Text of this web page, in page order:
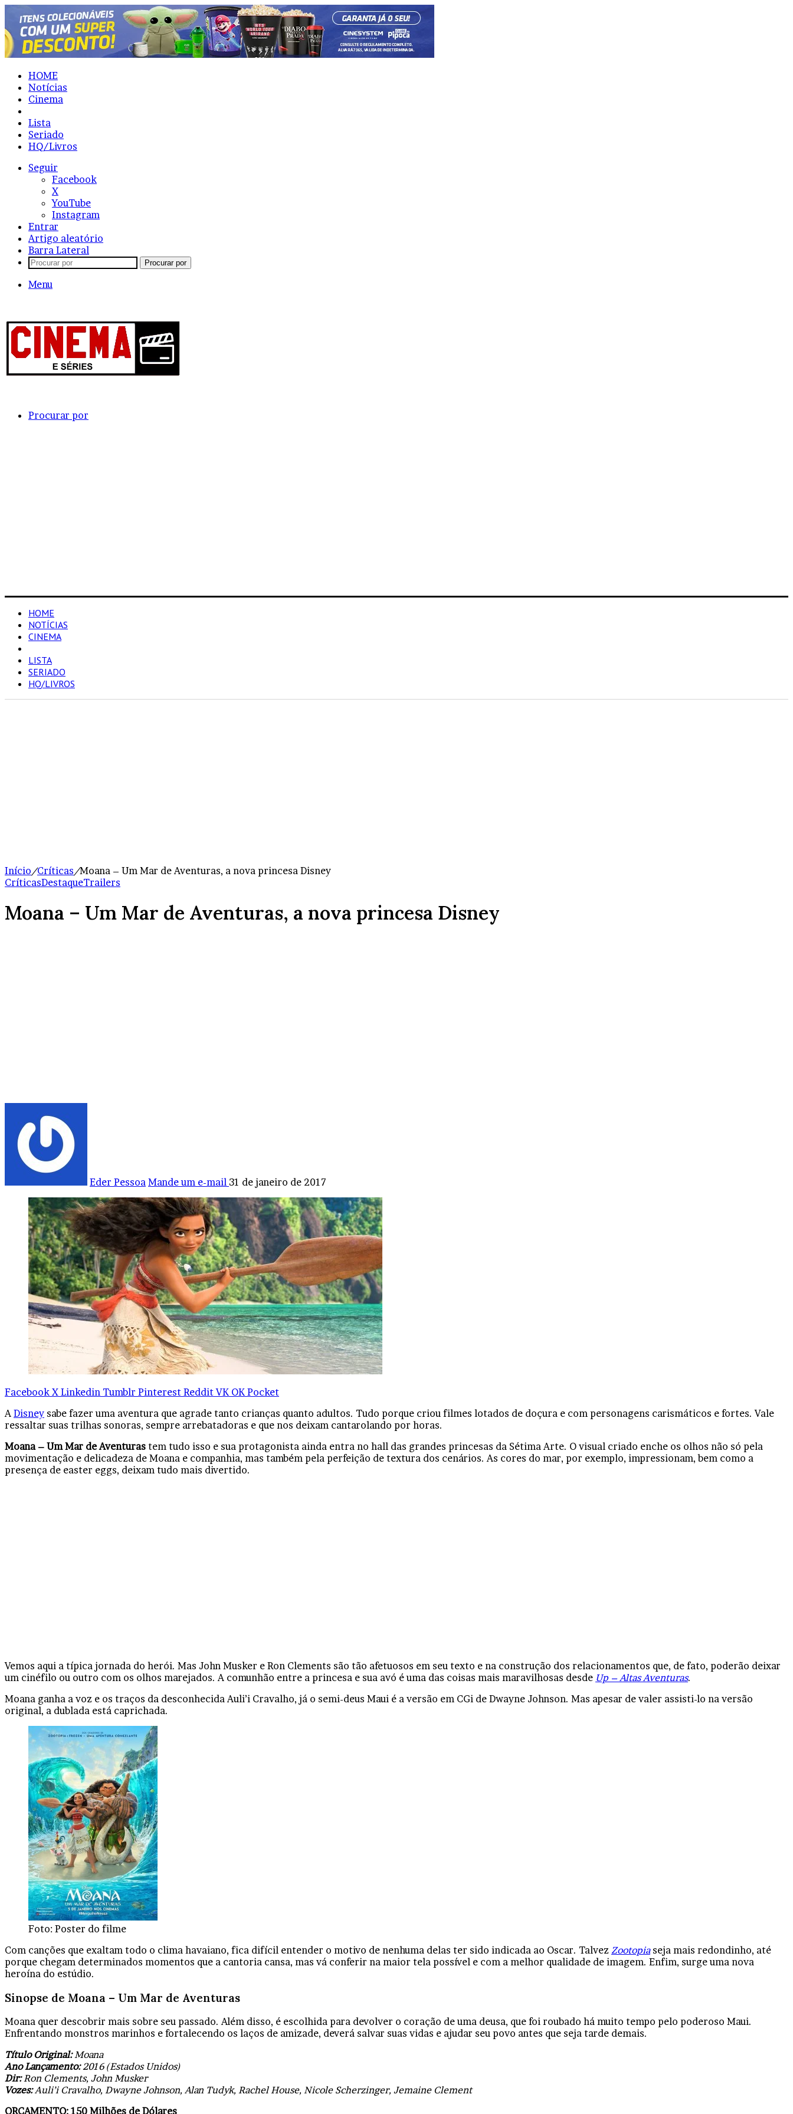
HOME
Notícias
Cinema
Lista
Seriado
HQ/Livros
Seguir
Facebook
X
YouTube
Instagram
Entrar
Artigo aleatório
Barra Lateral
Procurar por
Menu
Procurar por
HOME
NOTÍCIAS
CINEMA
LISTA
SERIADO
HQ/LIVROS
Início/Críticas/Moana – Um Mar de Aventuras, a nova princesa Disney
CríticasDestaqueTrailers
Moana – Um Mar de Aventuras, a nova princesa Disney
Eder Pessoa Mande um e-mail 31 de janeiro de 2017
Facebook X Linkedin Tumblr Pinterest Reddit VK OK Pocket
A Disney sabe fazer uma aventura que agrade tanto crianças quanto adultos. Tudo porque criou filmes lotados de doçura e com personagens carismáticos e fortes. Vale
ressaltar suas trilhas sonoras, sempre arrebatadoras e que nos deixam cantarolando por horas.
Moana – Um Mar de Aventuras tem tudo isso e sua protagonista ainda entra no hall das grandes princesas da Sétima Arte. O visual criado enche os olhos não só pela
movimentação e delicadeza de Moana e companhia, mas também pela perfeição de textura dos cenários. As cores do mar, por exemplo, impressionam, bem como a
presença de easter eggs, deixam tudo mais divertido.
Vemos aqui a típica jornada do herói. Mas John Musker e Ron Clements são tão afetuosos em seu texto e na construção dos relacionamentos que, de fato, poderão deixar
um cinéfilo ou outro com os olhos marejados. A comunhão entre a princesa e sua avó é uma das coisas mais maravilhosas desde Up – Altas Aventuras.
Moana ganha a voz e os traços da desconhecida Auli’i Cravalho, já o semi-deus Maui é a versão em CGi de Dwayne Johnson. Mas apesar de valer assisti-lo na versão
original, a dublada está caprichada.
Foto: Poster do filme
Com canções que exaltam todo o clima havaiano, fica difícil entender o motivo de nenhuma delas ter sido indicada ao Oscar. Talvez Zootopiaseja mais redondinho, até
porque chegam determinados momentos que a cantoria cansa, mas vá conferir na maior tela possível e com a melhor qualidade de imagem. Enfim, surge uma nova
heroína do estúdio.
Sinopse de Moana – Um Mar de Aventuras
Moana quer descobrir mais sobre seu passado. Além disso, é escolhida para devolver o coração de uma deusa, que foi roubado há muito tempo pelo poderoso Maui.
Enfrentando monstros marinhos e fortalecendo os laços de amizade, deverá salvar suas vidas e ajudar seu povo antes que seja tarde demais.
Título Original:Moana
Ano Lançamento:2016 (Estados Unidos)
Dir:Ron Clements, John Musker
Vozes:Auli’i Cravalho, Dwayne Johnson, Alan Tudyk, Rachel House, Nicole Scherzinger, Jemaine Clement
ORÇAMENTO: 150 Milhões de Dólares